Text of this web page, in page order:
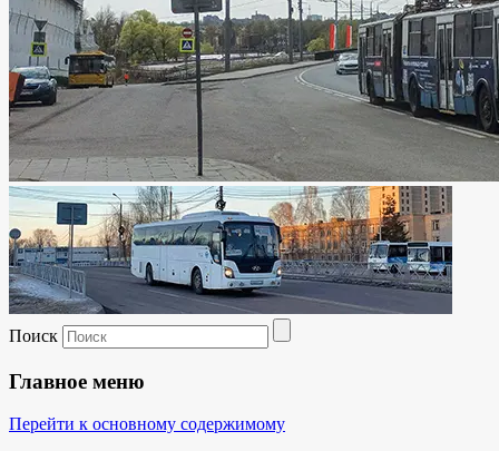
Поиск
Главное меню
Перейти к основному содержимому